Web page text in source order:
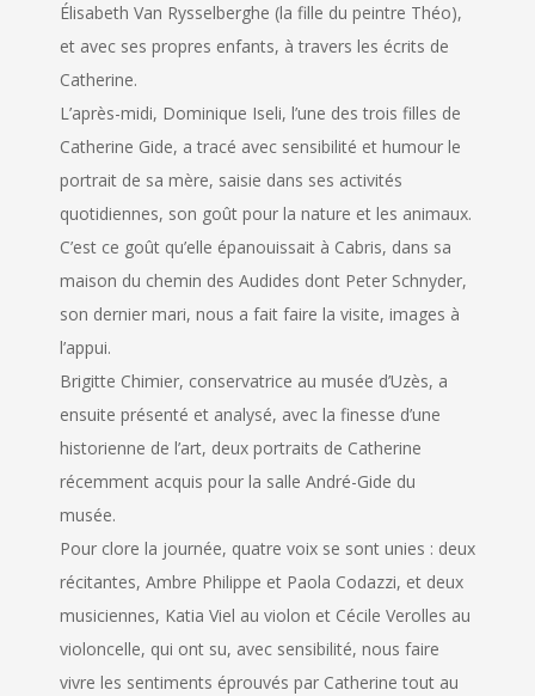
Élisabeth Van Rysselberghe (la fille du peintre Théo),
et avec ses propres enfants, à travers les écrits de
Catherine.
L’après-midi, Dominique Iseli, l’une des trois filles de
Catherine Gide, a tracé avec sensibilité et humour le
portrait de sa mère, saisie dans ses activités
quotidiennes, son goût pour la nature et les animaux.
C’est ce goût qu’elle épanouissait à Cabris, dans sa
maison du chemin des Audides dont Peter Schnyder,
son dernier mari, nous a fait faire la visite, images à
l’appui.
Brigitte Chimier, conservatrice au musée d’Uzès, a
ensuite présenté et analysé, avec la finesse d’une
historienne de l’art, deux portraits de Catherine
récemment acquis pour la salle André-Gide du
musée.
Pour clore la journée, quatre voix se sont unies : deux
récitantes, Ambre Philippe et Paola Codazzi, et deux
musiciennes, Katia Viel au violon et Cécile Verolles au
violoncelle, qui ont su, avec sensibilité, nous faire
vivre les sentiments éprouvés par Catherine tout au